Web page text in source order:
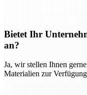
Bietet Ihr
an?
Ja, wir stellen Ihnen
Materialien zur